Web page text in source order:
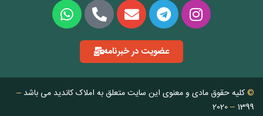
عضویت در خبرنامه
©کلیه حقوق مادی و معنوی این سایت متعلق به املاک کاندید می باشد –
1399
–
2020